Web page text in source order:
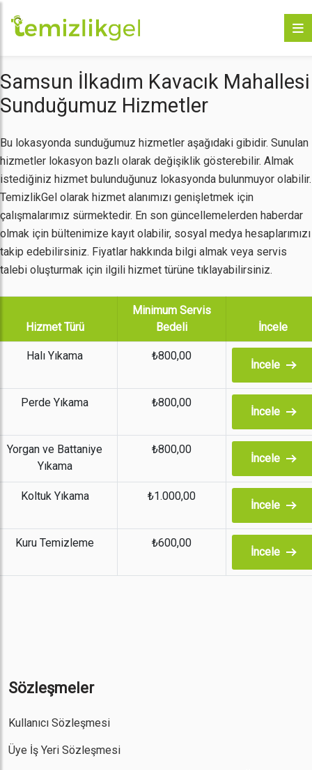
Samsun İlkadım Kavacık Mahallesi
Sunduğumuz Hizmetler
Bu lokasyonda sunduğumuz hizmetler aşağıdaki gibidir. Sunulan
hizmetler lokasyon bazlı olarak değişiklik gösterebilir. Almak
istediğiniz hizmet bulunduğunuz lokasyonda bulunmuyor olabilir.
TemizlikGel olarak hizmet alanımızı genişletmek için
çalışmalarımız sürmektedir. En son güncellemelerden haberdar
olmak için bültenimize kayıt olabilir, sosyal medya hesaplarımızı
takip edebilirsiniz. Fiyatlar hakkında bilgi almak veya servis
talebi oluşturmak için ilgili hizmet türüne tıklayabilirsiniz.
Hizmet Türü
Minimum Servis
Bedeli
İncele
Halı Yıkama ₺800,00
İncele
Perde Yıkama ₺800,00
İncele
Yorgan ve Battaniye
Yıkama
₺800,00
İncele
Koltuk Yıkama ₺1.000,00
İncele
Kuru Temizleme ₺600,00
İncele
Sözleşmeler
Kullanıcı Sözleşmesi
Üye İş Yeri Sözleşmesi